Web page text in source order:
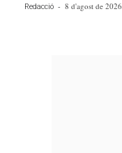
Redacció - 8 d'agost de 2026